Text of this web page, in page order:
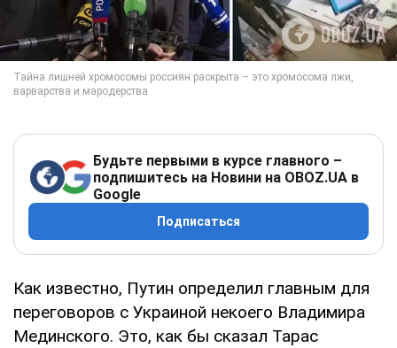
Будьте первыми в курсе главного –
подпишитесь на Новини на OBOZ.UA в
Google
Подписаться
Как известно, Путин определил главным для
переговоров с Украиной некоего Владимира
Мединского. Это, как бы сказал Тарас